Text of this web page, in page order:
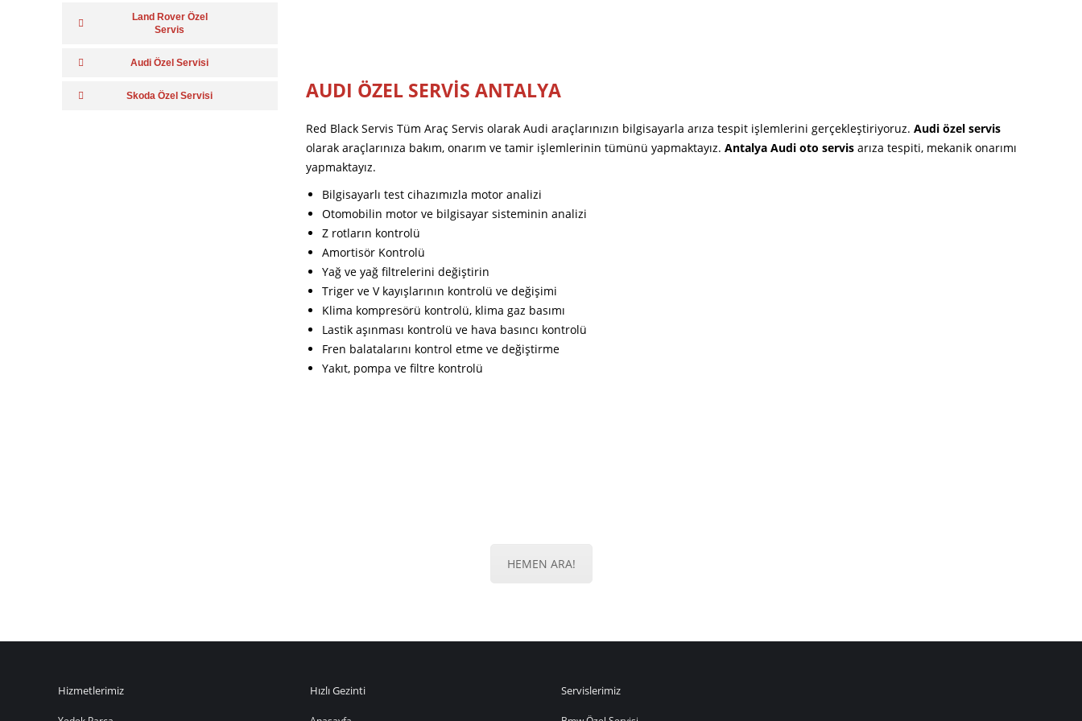
Land Rover Özel
Servis
Audi Özel Servisi
Skoda Özel Servisi AUDI ÖZEL SERVİS ANTALYA
Red Black Servis Tüm Araç Servis olarak Audi araçlarınızın bilgisayarla arıza tespit işlemlerini gerçekleştiriyoruz. Audi özel servis
olarak araçlarınıza bakım, onarım ve tamir işlemlerinin tümünü yapmaktayız. Antalya Audi oto servisarıza tespiti, mekanik onarımı
yapmaktayız.
Bilgisayarlı test cihazımızla motor analizi
Otomobilin motor ve bilgisayar sisteminin analizi
Z rotların kontrolü
Amortisör Kontrolü
Yağ ve yağ filtrelerini değiştirin
Triger ve V kayışlarının kontrolü ve değişimi
Klima kompresörü kontrolü, klima gaz basımı
Lastik aşınması kontrolü ve hava basıncı kontrolü
Fren balatalarını kontrol etme ve değiştirme
Yakıt, pompa ve filtre kontrolü
HEMEN ARA!
Hizmetlerimiz Hızlı Gezinti Servislerimiz